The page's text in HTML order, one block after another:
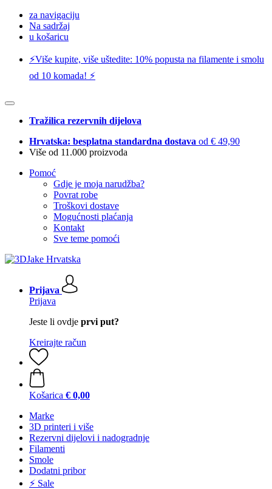
za navigaciju
Na sadržaj
u košaricu
⚡️Više kupite, više uštedite: 10% popusta na filamente i smolu
od 10 komada! ⚡️
Tražilica rezervnih dijelova
Hrvatska: besplatna standardna dostava od € 49,90
Više od 11.000 proizvoda
Pomoć
Gdje je moja narudžba?
Povrat robe
Troškovi dostave
Mogućnosti plaćanja
Kontakt
Sve teme pomoći
Prijava
Prijava
Jeste li ovdje prvi put?
Kreirajte račun
Košarica € 0,00
Marke
3D printeri i više
Rezervni dijelovi i nadogradnje
Filamenti
Smole
Dodatni pribor
⚡ Sale